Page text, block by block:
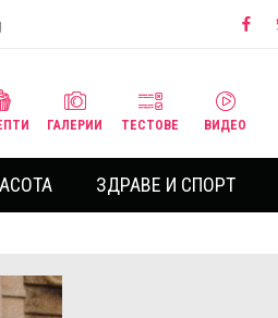
ГАЛЕРИИ ТЕСТОВЕ ВИДЕО
ЗДРАВЕ И СПОРТ